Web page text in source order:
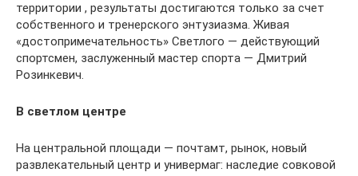
территории , результаты достигаются только за счет
собственного и тренерского энтузиазма. Живая
«достопримечательность» Светлого — действующий
спортсмен, заслуженный мастер спорта — Дмитрий
Розинкевич.
В светлом центре
На центральной площади — почтамт, рынок, новый
развлекательный центр и универмаг: наследие совковой